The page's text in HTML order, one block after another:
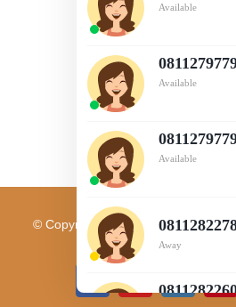
© Copyright 2003 - 2026 | PT. AM
Reserved |
Available
Available
Available
Away